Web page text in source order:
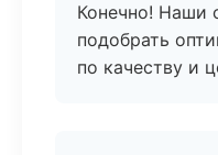
Конечно! Наши
подобрать
по качеству и